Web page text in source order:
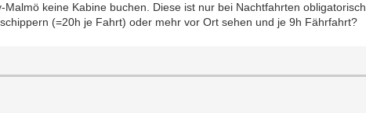
keine Kabine buchen. Diese ist nur bei Nachtfahrten obligatorisch.
(=20h je Fahrt) oder mehr vor Ort sehen und je 9h Fährfahrt?